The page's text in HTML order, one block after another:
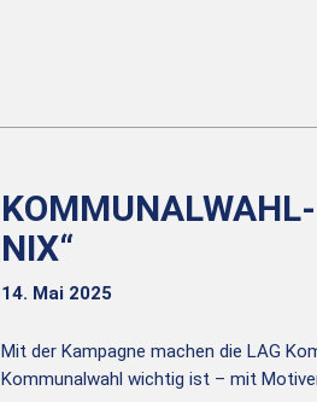
KOMMUNALWAHL-
NIX“
14. Mai 2025
Mit der Kampagne machen die LAG
Kommunalwahl wichtig ist – mit